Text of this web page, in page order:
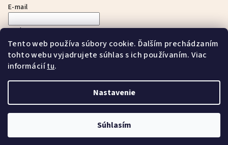
Tento web používa súbory cookie. Ďalším prechádzaním
tohto webu vyjadrujete súhlas s ich používaním. Viac
informáciítu.
Nastavenie
Súhlasím
E-mail
Heslo
Prihlásiť sa
Nová registráciaZabudnuté heslo
Vytvoril Shoptet